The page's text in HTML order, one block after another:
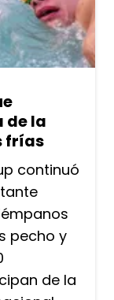
de la
frías
continuó
pecho y
de la